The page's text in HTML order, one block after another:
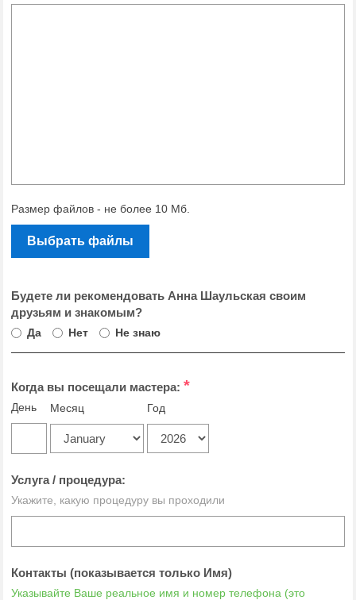
Размер файлов - не более 10 Мб.
Выбрать файлы
Будете ли рекомендовать Анна Шаульская своим
друзьям и знакомым?
Да Нет Не знаю
Когда вы посещали мастера: *
День Месяц Год
Услуга / процедура:
Укажите, какую процедуру вы проходили
Контакты (показывается только Имя)
Указывайте Ваше реальное имя и номер телефона (это